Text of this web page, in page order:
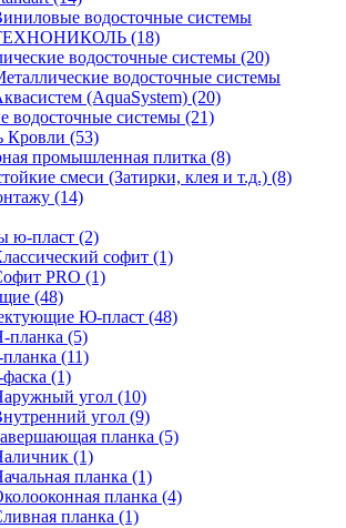
водосточные системы
(18)
водосточные системы (20)
водосточные системы
(AquaSystem) (20)
водосточные системы (21)
Кровли (53)
промышленная плитка (8)
смеси (Затирки, клея и т.д.) (8)
(14)
ю-пласт (2)
софит (1)
PRO (1)
(48)
Ю-пласт (48)
планка (5)
планка (11)
фаска (1)
угол (10)
угол (9)
планка (5)
(1)
планка (1)
планка (4)
планка (1)